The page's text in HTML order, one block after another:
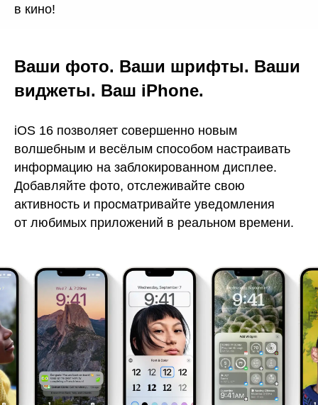
в кино!
Ваши фото. Ваши шрифты. Ваши
виджеты. Ваш iPhone.
iOS 16 позволяет совершенно новым
волшебным и весёлым способом настраивать
информацию на заблокированном дисплее.
Добавляйте фото, отслеживайте свою
активность и просматривайте уведомления
от любимых приложений в реальном времени.